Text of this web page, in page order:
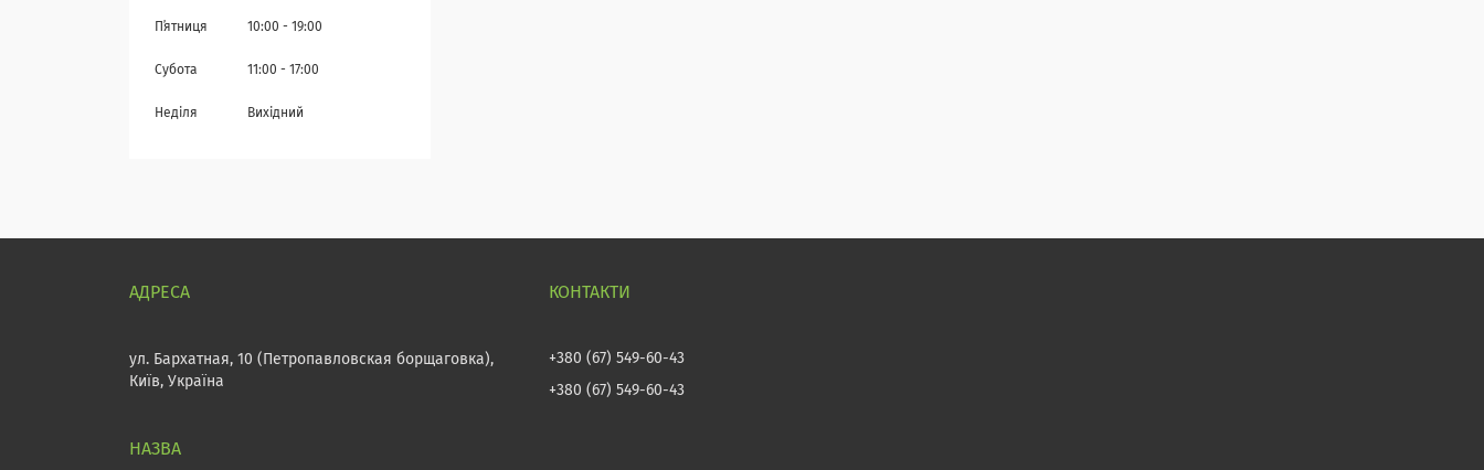
Пʼятниця 10:00 19:00
Субота 11:00 17:00
Неділя Вихідний
ул. Бархатная, 10 (Петропавловская борщаговка),
Київ, Україна
+380 (67) 549-60-43
+380 (67) 549-60-43